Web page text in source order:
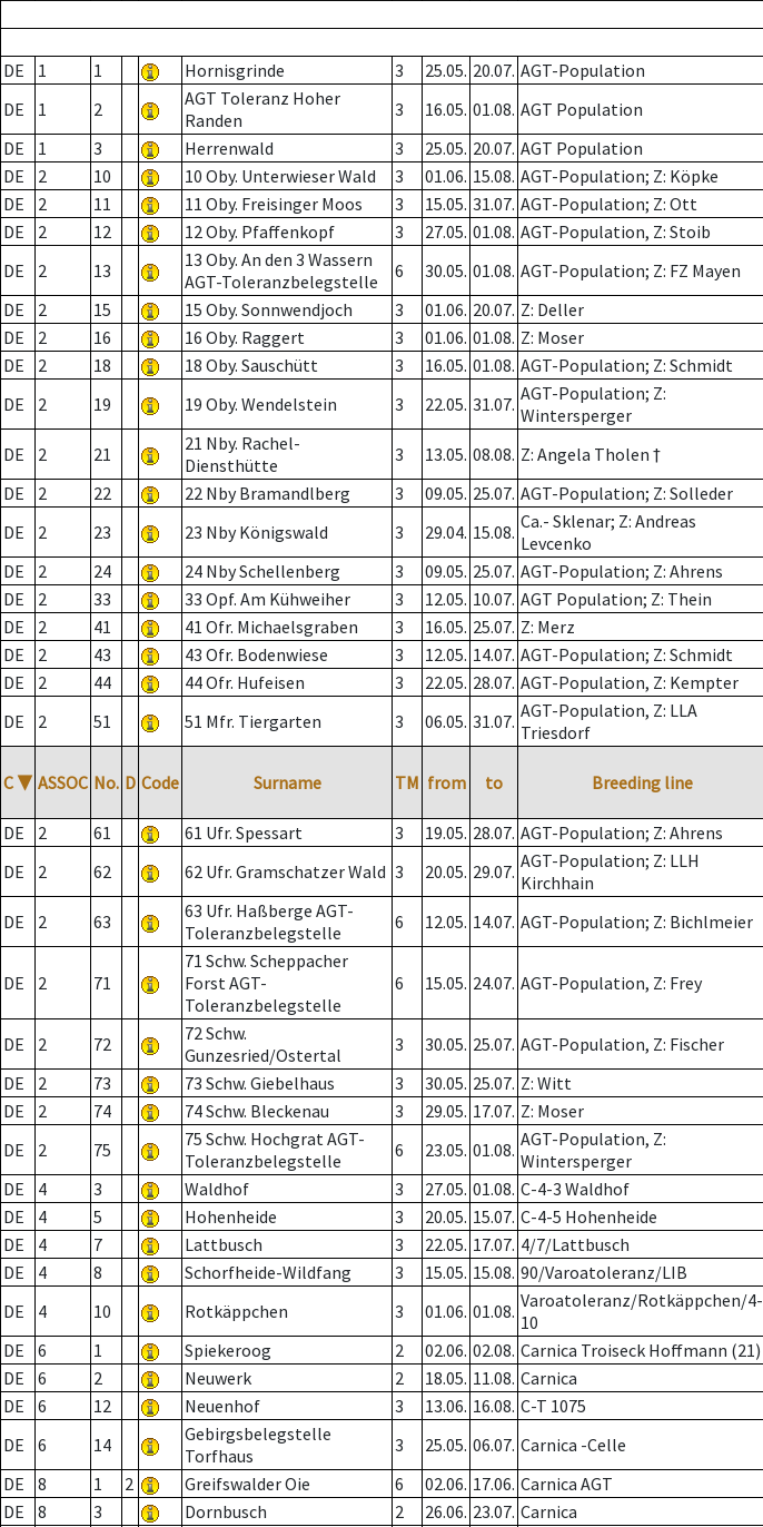
DE
1 1 Hornisgrinde 3 25.05. 20.07. AGT-Population
DE
1 2
AGT Toleranz Hoher
Randen
3 16.05. 01.08. AGT Population
DE
1 3 Herrenwald 3 25.05. 20.07. AGT Population
DE
2 10 10 Oby. Unterwieser Wald 3 01.06. 15.08. AGT-Population; Z: Köpke
DE
2 11 11 Oby. Freisinger Moos 3 15.05. 31.07. AGT-Population; Z: Ott
DE
2 12 12 Oby. Pfaffenkopf 3 27.05. 01.08. AGT-Population, Z: Stoib
DE
2 13
13 Oby. An den 3 Wassern
AGT-Toleranzbelegstelle
6 30.05. 01.08. AGT-Population; Z: FZ Mayen
DE
2 15 15 Oby. Sonnwendjoch 3 01.06. 20.07. Z: Deller
DE
2 16 16 Oby. Raggert 3 01.06. 01.08. Z: Moser
DE
2 18 18 Oby. Sauschütt 3 16.05. 01.08. AGT-Population; Z: Schmidt
DE
2 19 19 Oby. Wendelstein 3 22.05. 31.07. AGT-Population; Z:
Wintersperger
DE 2 21
21 Nby. Rachel-
Diensthütte
3 13.05. 08.08. Z: Angela Tholen †
DE
2 22 22 Nby Bramandlberg 3 09.05. 25.07. AGT-Population; Z: Solleder
DE
2 23 23 Nby Königswald 3 29.04. 15.08. Ca.- Sklenar; Z: Andreas
Levcenko
DE
2 24 24 Nby Schellenberg 3 09.05. 25.07. AGT-Population; Z: Ahrens
DE
2 33 33 Opf. Am Kühweiher 3 12.05. 10.07. AGT Population; Z: Thein
DE
2 41 41 Ofr. Michaelsgraben 3 16.05. 25.07. Z: Merz
DE
2 43 43 Ofr. Bodenwiese 3 12.05. 14.07. AGT-Population; Z: Schmidt
DE
2 44 44 Ofr. Hufeisen 3 22.05. 28.07. AGT-Population, Z: Kempter
DE
2 51 51 Mfr. Tiergarten 3 06.05. 31.07. AGT-Population, Z: LLA
Triesdorf
C ▼ ASSOC No. D Code Surname TM from to Breeding line
DE
2 61 61 Ufr. Spessart 3 19.05. 28.07. AGT-Population; Z: Ahrens
DE
2 62 62 Ufr. Gramschatzer Wald 3 20.05. 29.07. AGT-Population; Z: LLH
Kirchhain
DE 2 63
63 Ufr. Haßberge AGT-
Toleranzbelegstelle
6 12.05. 14.07. AGT-Population; Z: Bichlmeier
DE 2 71
71 Schw. Scheppacher
Forst AGT-
Toleranzbelegstelle
6 15.05. 24.07. AGT-Population, Z: Frey
DE 2 72
72 Schw.
Gunzesried/Ostertal
3 30.05. 25.07. AGT-Population, Z: Fischer
DE
2 73 73 Schw. Giebelhaus 3 30.05. 25.07. Z: Witt
DE
2 74 74 Schw. Bleckenau 3 29.05. 17.07. Z: Moser
DE
2 75
75 Schw. Hochgrat AGT-
Toleranzbelegstelle
6 23.05. 01.08. AGT-Population, Z:
Wintersperger
DE
4 3 Waldhof 3 27.05. 01.08. C-4-3 Waldhof
DE
4 5 Hohenheide 3 20.05. 15.07. C-4-5 Hohenheide
DE
4 7 Lattbusch 3 22.05. 17.07. 4/7/Lattbusch
DE
4 8 Schorfheide-Wildfang 3 15.05. 15.08. 90/Varoatoleranz/LIB
DE
4 10 Rotkäppchen 3 01.06. 01.08. Varoatoleranz/Rotkäppchen/4-
10
DE
6 1 Spiekeroog 2 02.06. 02.08. Carnica Troiseck Hoffmann (21)
DE
6 2 Neuwerk 2 18.05. 11.08. Carnica
DE
6 12 Neuenhof 3 13.06. 16.08. C-T 1075
DE
6 14
Gebirgsbelegstelle
Torfhaus
3 25.05. 06.07. Carnica -Celle
DE
8 1 2 Greifswalder Oie 6 02.06. 17.06. Carnica AGT
DE
8 3 Dornbusch 2 26.06. 23.07. Carnica